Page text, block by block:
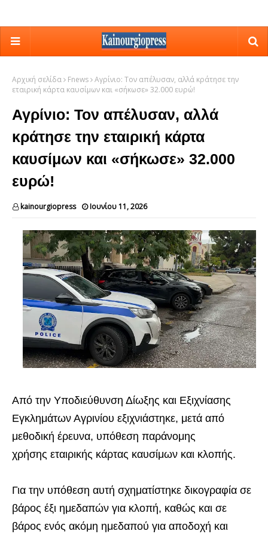
Αρχική σελίδα Fnews Αγρίνιο: Τον απέλυσαν, αλλά κράτησε την
εταιρική κάρτα καυσίμων και «σήκωσε» 32.000 ευρώ!
Αγρίνιο: Τον απέλυσαν, αλλά
κράτησε την εταιρική κάρτα
καυσίμων και «σήκωσε» 32.000
ευρώ!
kainourgiopress Ιουνίου 11, 2026
Από την Υποδιεύθυνση Δίωξης και Εξιχνίασης
Εγκλημάτων Αγρινίου εξιχνιάστηκε, μετά από
μεθοδική έρευνα, υπόθεση παράνομης
χρήσης εταιρικής κάρτας καυσίμων και κλοπής.
Για την υπόθεση αυτή σχηματίστηκε δικογραφία σε
βάρος έξι ημεδαπών για κλοπή, καθώς και σε
βάρος ενός ακόμη ημεδαπού για αποδοχή και